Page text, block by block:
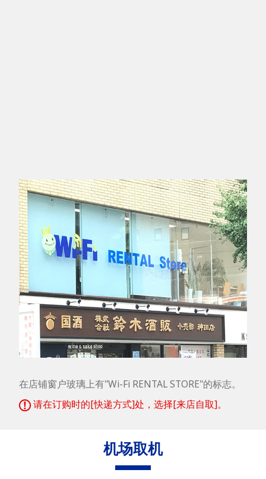
在店铺窗户玻璃上有"Wi-Fi RENTAL STORE"的标志。
请在订购时的[快递方式]处，选择[来店自取]。
机场取机